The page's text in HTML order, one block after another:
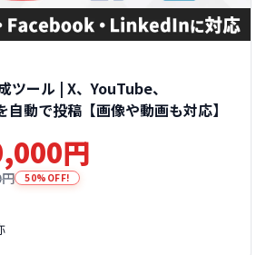
ツール | X、YouTube、
動で投稿【画像や動画も対応】
円
50%OFF!